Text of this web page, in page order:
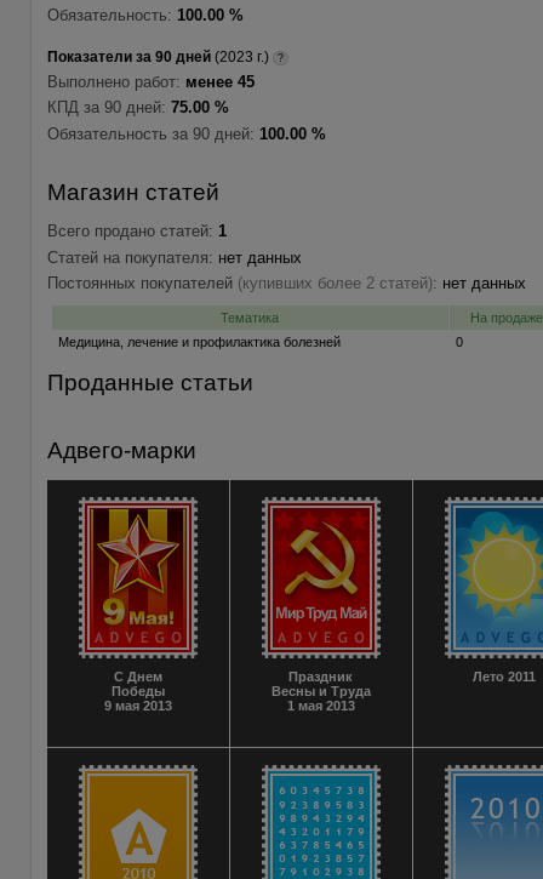
Обязательность: 100.00 %
Показатели за 90 дней (2023 г.) ?
Выполнено работ: менее 45
КПД за 90 дней: 75.00 %
Обязательность за 90 дней: 100.00 %
Магазин статей
Всего продано статей: 1
Статей на покупателя: нет данных
Постоянных покупателей (купивших более 2 статей): нет данных
Тематика
На продаже
Медицина, лечение и профилактика болезней
0
Проданные статьи
Адвего-марки
С Днем
Победы
9 мая 2013
Праздник
Весны и Труда
1 мая 2013
Лето 2011